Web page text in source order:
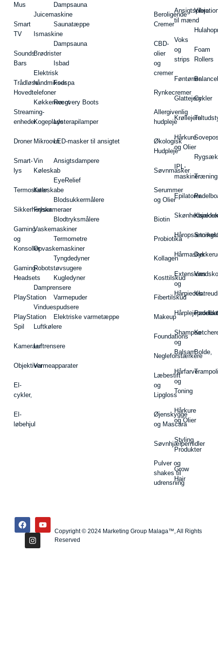
Mus
Smart
TV
Sounds
Bars
Trådløse
Hovedtelefoner
Streaming-
enheder
Droner
Smart-
lys
Termostater
Sikkerhedskameraer
Gaming
og
Konsoller
Gaming-
Headsets
PlayStation
PlayStation
Spil
Kameraer
Objektiver
El-
cykler,
El-
løbehjul
Juicemaskine
Ismaskine
Brødrister
Elektrisk
håndmikser
Køkkenvægt
Kogeplade
Mikroovn
Vin
Køleskab
Køleskabe
Fryser
Vaskemaskiner
Opvaskemaskiner
Robotstøvsugere
Damprensere
Vinduespudsere
Luftkølere
Luftrensere
Varmeapparater
Dampsauna
Saunatæppe
Dampsauna
Isbad
Fodspa
Recovery Boots
Lysterapilamper
LED-masker til ansigtet
Ansigtsdampere
EyeRelief
Blodsukkermålere
Blodtryksmålere
Termometre
Tyngdedyner
Kugledyner
Varmepuder
Elektriske varmetæppe
Beroligende
Cremer
CBD-
olier
og
cremer
Rynkecremer
Allergivenlig
hudpleje
Økologisk
Hudpleje
Søvnmasker
Serummer
og Olier
Biotin
Probiotika
Kollagen
Kosttilskud
Fibertilskud
Makeup
Foundations
Negleforstærkere
Læbestift
og
Lipgloss
Øjenskygge
og Mascara
Søvnhjælpemidler
Pulver og
shakes til
udrensning
Ansigtspleje
til mænd
Voks
og
strips
Føntørrer
Glattejern
Krøllejern
Hårkure
og Olier
IPL-
maskiner
Epilatorer
Hårmasker
Extensions
og
Hårpieces
Shampoo
og
Balsam
Hårfarve
og
Toning
Hårkure
og Olier
Styling
Produkter
Grow
Hair
Foam
Rollers
Cykler
Vandsko
Bolde,
Copyright © 2024 Marketing Group Malaga™, All Rights
Reserved